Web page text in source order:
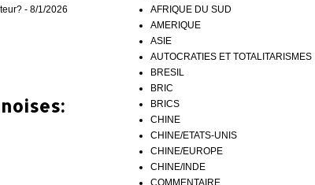
- 8/1/2026
AFRIQUE DU SUD
AMERIQUE
ASIE
AUTOCRATIES ET TOTALITARISMES
BRESIL
BRIC
BRICS
CHINE
CHINE/ETATS-UNIS
CHINE/EUROPE
CHINE/INDE
COMMENTAIRE